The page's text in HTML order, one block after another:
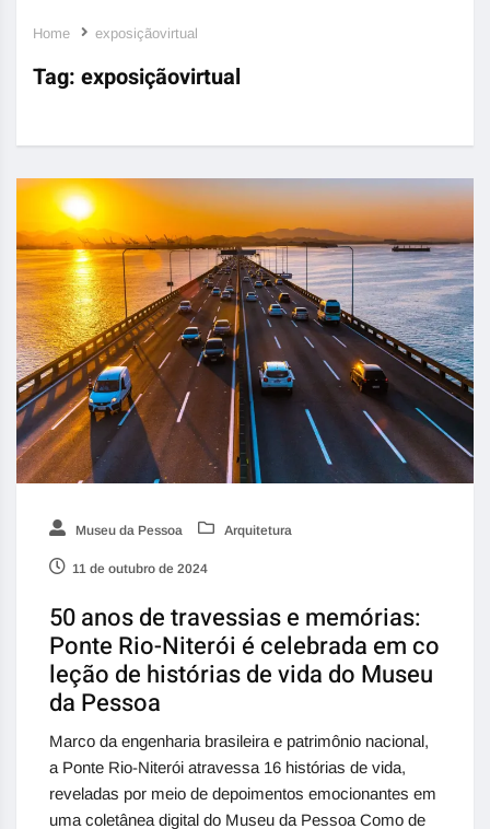
Home exposiçãovirtual
Tag: exposiçãovirtual
Museu da Pessoa Arquitetura
11 de outubro de 2024
50 anos de travessias e memórias:
Ponte Rio-Niterói é celebrada em co
leção de histórias de vida do Museu
da Pessoa
Marco da engenharia brasileira e patrimônio nacional,
a Ponte Rio-Niterói atravessa 16 histórias de vida,
reveladas por meio de depoimentos emocionantes em
uma coletânea digital do Museu da Pessoa Como de